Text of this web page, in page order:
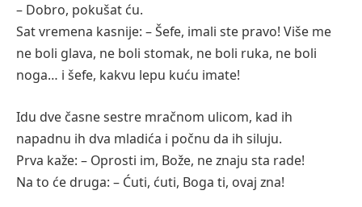
– Dobro, pokušat ću.
Sat vremena kasnije: – Šefe, imali ste pravo! Više me
ne boli glava, ne boli stomak, ne boli ruka, ne boli
noga… i šefe, kakvu lepu kuću imate!
Idu dve časne sestre mračnom ulicom, kad ih
napadnu ih dva mladića i počnu da ih siluju.
Prva kaže: – Oprosti im, Bože, ne znaju sta rade!
Na to će druga: – Ćuti, ćuti, Boga ti, ovaj zna!